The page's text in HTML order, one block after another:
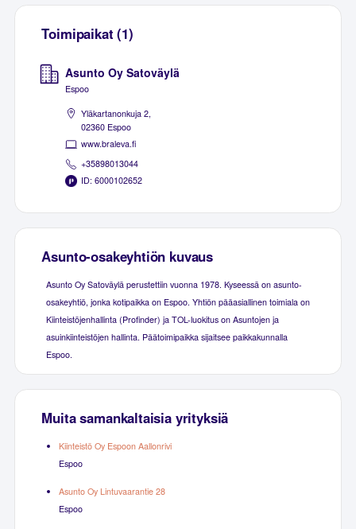
Toimipaikat (1)
Asunto Oy Satoväylä
Espoo
Yläkartanonkuja 2,
02360 Espoo
www.braleva.fi
+35898013044
ID: 6000102652
Asunto-osakeyhtiön kuvaus
Asunto Oy Satoväylä perustettiin vuonna 1978. Kyseessä on asunto-
osakeyhtiö, jonka kotipaikka on Espoo. Yhtiön pääasiallinen toimiala on
Kiinteistöjenhallinta (Profinder) ja TOL-luokitus on Asuntojen ja
asuinkiinteistöjen hallinta. Päätoimipaikka sijaitsee paikkakunnalla
Espoo.
Muita samankaltaisia yrityksiä
Kiinteistö Oy Espoon Aallonrivi
Espoo
Asunto Oy Lintuvaarantie 28
Espoo